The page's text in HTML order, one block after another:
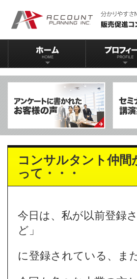
コンサルタント仲
って・・・
今日は、私が以前登録
ど」
に登録されている、ま